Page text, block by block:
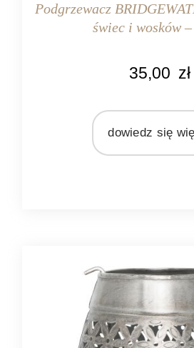
Podgrzewacz
świec i wosków
Bridgewater Candle Company
ceramika
35,00 zł
dowiedz się